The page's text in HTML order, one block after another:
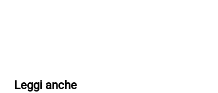
Leggi anche